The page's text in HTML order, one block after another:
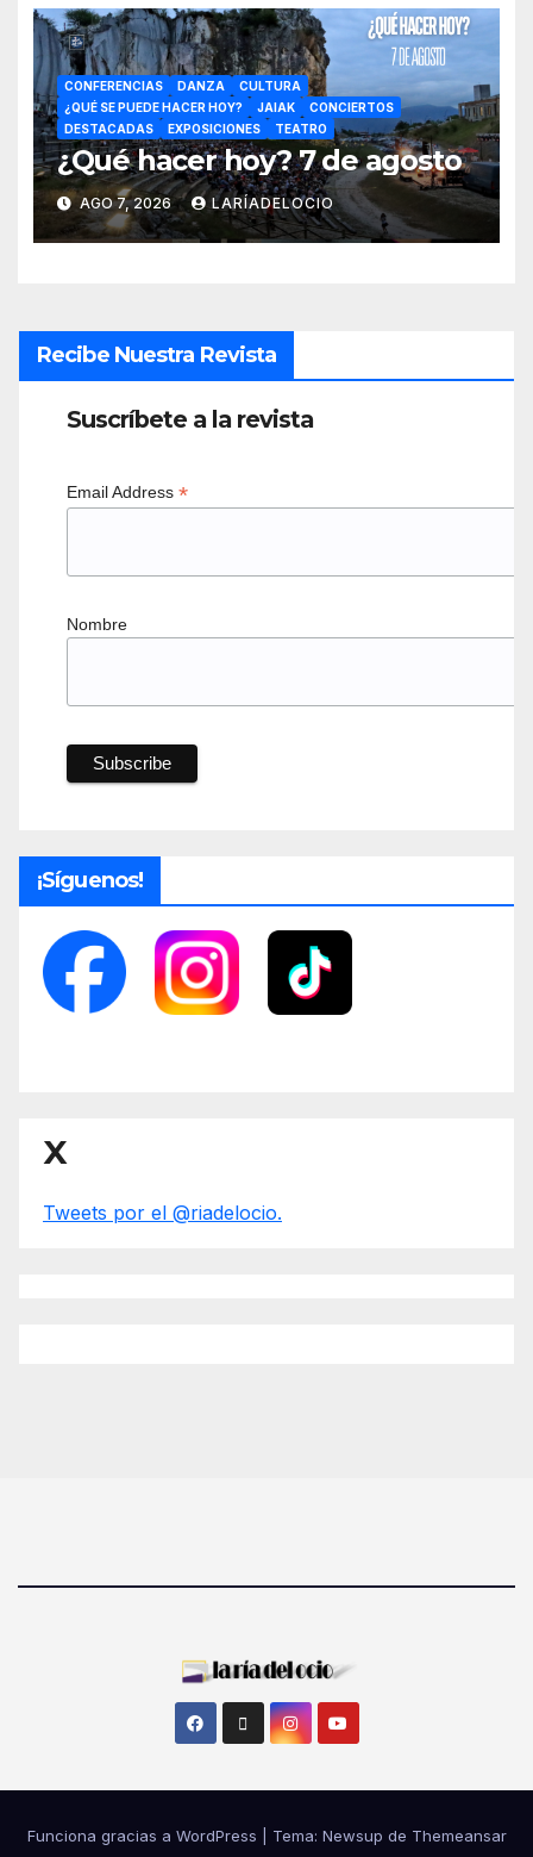
CONFERENCIAS DANZA
CULTURA
¿QUÉ SE PUEDE HACER HOY?
JAIAK
CONCIERTOS
DESTACADAS
EXPOSICIONES TEATRO
¿Qué hacer hoy? 7 de agosto
AGO 7, 2026 LARÍADELOCIO
Recibe Nuestra Revista
Suscríbete a la revista
Email Address *
Nombre
¡Síguenos!
X
Tweets por el @riadelocio.
Funciona gracias a WordPress Tema: Newsup de Themeansar